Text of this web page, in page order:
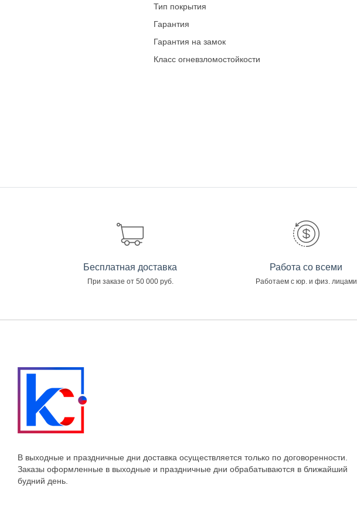
Тип покрытия
Гарантия
Гарантия на замок
Класс огневзломостойкости
Бесплатная доставка
При заказе от 50 000 руб.
Работа со всеми
Работаем с юр. и физ. лицами
В выходные и праздничные дни доставка осуществляется только по договоренности.
Заказы оформленные в выходные и праздничные дни обрабатываются в ближайший
будний день.